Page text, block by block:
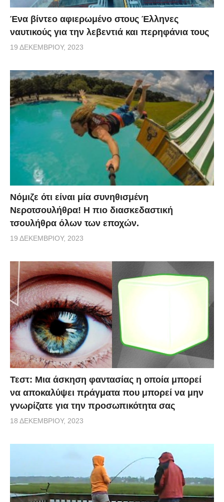
Ένα βίντεο αφιερωμένο στους Έλληνες
ναυτικούς για την λεβεντιά και περηφάνια τους
19 ΔΕΚΕΜΒΡΊΟΥ, 2023
Νόμιζε ότι είναι μία συνηθισμένη
Νεροτσουλήθρα! Η πιο διασκεδαστική
τσουλήθρα όλων των εποχών.
19 ΔΕΚΕΜΒΡΊΟΥ, 2023
Τεστ: Μια άσκηση φαντασίας η οποία μπορεί
να αποκαλύψει πράγματα που μπορεί να μην
γνωρίζατε για την προσωπικότητα σας
18 ΔΕΚΕΜΒΡΊΟΥ, 2023